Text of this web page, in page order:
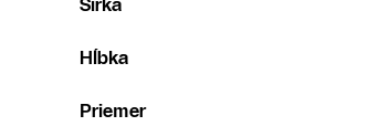
Hĺbka
Priemer